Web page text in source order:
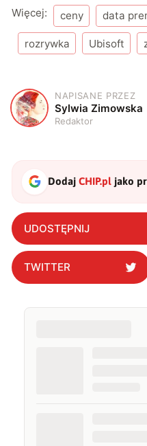
Więcej: ceny data
rozrywka Ubisoft
S
NAPISANE PRZEZ
Sylwia Zimowska
Redaktor
DodajCHIP.pl jako
UDOSTĘPNIJ
TWITTER